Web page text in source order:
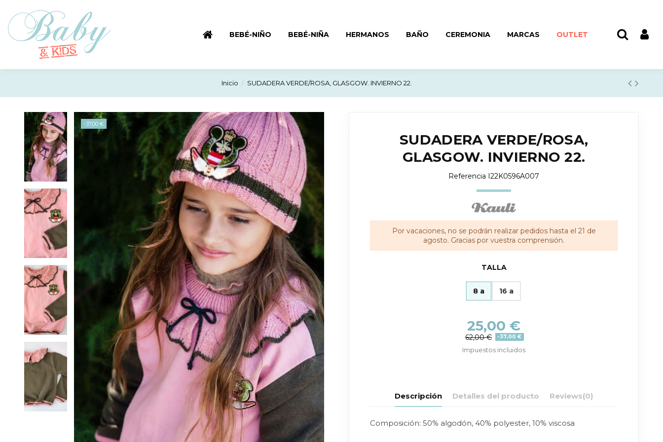
BEBÉ-NIÑO BEBÉ-NIÑA HERMANOS BAÑO CEREMONIA MARCAS OUTLET
Inicio SUDADERA VERDE/ROSA, GLASGOW. INVIERNO 22.
-37,00 €
SUDADERA VERDE/ROSA,
GLASGOW. INVIERNO 22.
Referencia I22K0596A007
Por vacaciones, no se podrán realizar pedidos hasta el 21 de
agosto. Gracias por vuestra comprensión.
TALLA
8 a 16 a
25,00 €
62,00 € -37,00 €
Impuestos incluidos
Descripción Detalles del producto Reviews(0)
Composición: 50% algodón, 40% polyester, 10% viscosa